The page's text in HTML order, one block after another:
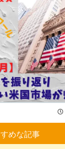
めな記事